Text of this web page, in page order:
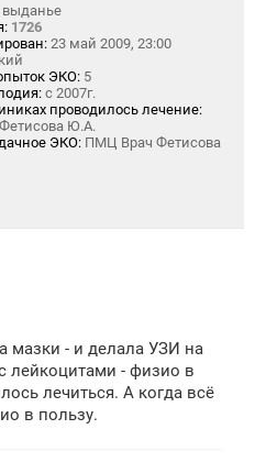
1726
23 май 2009, 23:00
ЭКО: 5
с 2007г.
проводилось лечение:
Ю.А.
ЭКО: ПМЦ Врач Фетисова
мазки - и делала УЗИ на
лейкоцитами - физио в
лечиться. А когда всё
в пользу.